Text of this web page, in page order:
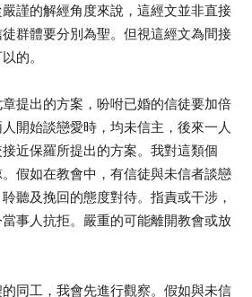
嚴謹的解經角度來說，這經文並非直接
群體要分別為聖。但視這經文為間接
的。
提出的方案，吩咐已婚的信徒要加倍
開始談戀愛時，均未信主，後來一人
近保羅所提出的方案。我對這類個
假如在教會中，有信徒與未信者談戀
聽及挽回的態度對待。指責或干涉，
事人抗拒。嚴重的可能離開教會或放
同工，我會先進行觀察。假如與未信